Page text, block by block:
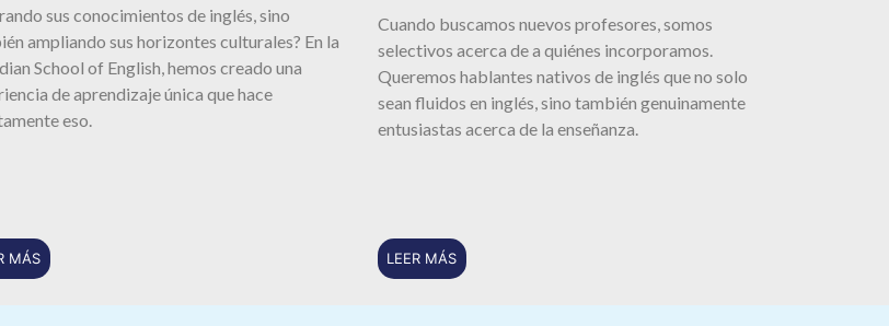
sus conocimientos de inglés, sino
ampliando sus horizontes culturales? En la
School of English, hemos creado una
de aprendizaje única que hace
eso.
MÁS
Cuando buscamos nuevos profesores, somos
selectivos acerca de a quiénes incorporamos.
Queremos hablantes nativos de inglés que no solo
sean fluidos en inglés, sino también genuinamente
entusiastas acerca de la enseñanza.
LEER MÁS